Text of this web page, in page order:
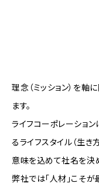
理念（ミッション）を
ます。
ライフコーポレーショ
るライフスタイル（生き
意味を込めて社名を決
弊社では「人材」こそが